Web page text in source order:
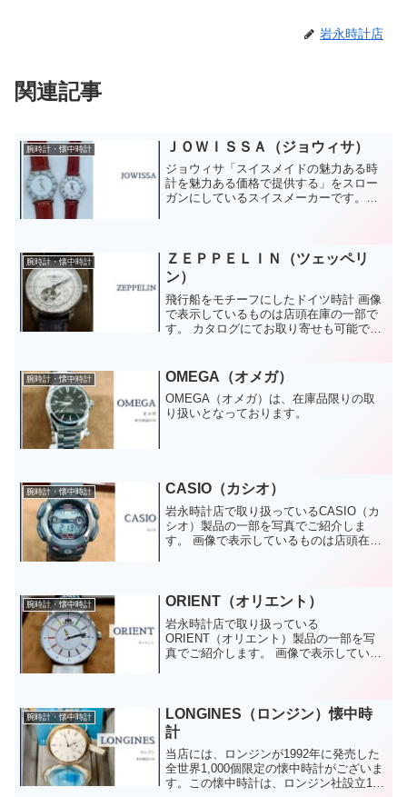
岩永時計店
関連記事
腕時計・懐中時計 ＪＯＷＩＳＳＡ（ジョウィサ）
ジョウィサ「スイスメイドの魅力ある時
計を魅力ある価格で提供する」をスロー
ガンにしているスイスメーカーです。※
にお問い合わせくださ...
腕時計・懐中時計
ＺＥＰＰＥＬＩＮ（ツェッペリ
ン）
飛行船をモチーフにしたドイツ時計 画像
で表示しているものは店頭在庫の一部で
す。 カタログにてお取り寄せも可能で
用意が無い場合がございます。あらかじ
めご了承くださいませ...
腕時計・懐中時計 OMEGA（オメガ）
OMEGA（オメガ）は、在庫品限りの取
り扱いとなっております。
腕時計・懐中時計 CASIO（カシオ）
岩永時計店で取り扱っているCASIO（カ
シオ）製品の一部を写真でご紹介しま
す。 画像で表示しているものは店頭在庫
てはご用意がない...
腕時計・懐中時計 ORIENT（オリエント）
岩永時計店で取り扱っている
ORIENT（オリエント）製品の一部を写
真でご紹介します。 画像で表示している
来店時期によってはご用意...
腕時計・懐中時計
LONGINES（ロンジン）懐中時
計
当店には、ロンジンが1992年に発売した
全世界1,000個限定の懐中時計がございま
す。この懐中時計は、ロンジン社設立125